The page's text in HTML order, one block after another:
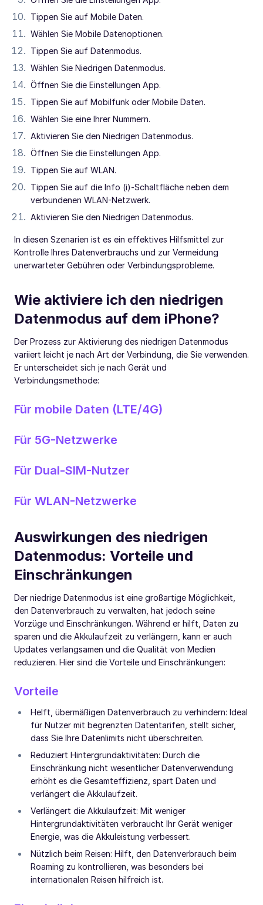
Tippen Sie auf Mobile Daten.
Wählen Sie Mobile Datenoptionen.
Tippen Sie auf Datenmodus.
Wählen Sie Niedrigen Datenmodus.
Öffnen Sie die Einstellungen App.
Tippen Sie auf Mobilfunk oder Mobile Daten.
Wählen Sie eine Ihrer Nummern.
Aktivieren Sie den Niedrigen Datenmodus.
Öffnen Sie die Einstellungen App.
Tippen Sie auf WLAN.
Tippen Sie auf die Info (i)-Schaltfläche neben dem
verbundenen WLAN-Netzwerk.
Aktivieren Sie den Niedrigen Datenmodus.
In diesen Szenarien ist es ein effektives Hilfsmittel zur
Kontrolle Ihres Datenverbrauchs und zur Vermeidung
unerwarteter Gebühren oder Verbindungsprobleme.
Wie aktiviere ich den niedrigen
Datenmodus auf dem iPhone?
Der Prozess zur Aktivierung des niedrigen Datenmodus
variiert leicht je nach Art der Verbindung, die Sie verwenden.
Er unterscheidet sich je nach Gerät und
Verbindungsmethode:
Für mobile Daten (LTE/4G)
Für 5G-Netzwerke
Für Dual-SIM-Nutzer
Für WLAN-Netzwerke
Auswirkungen des niedrigen
Datenmodus: Vorteile und
Einschränkungen
Der niedrige Datenmodus ist eine großartige Möglichkeit,
den Datenverbrauch zu verwalten, hat jedoch seine
Vorzüge und Einschränkungen. Während er hilft, Daten zu
sparen und die Akkulaufzeit zu verlängern, kann er auch
Updates verlangsamen und die Qualität von Medien
reduzieren. Hier sind die Vorteile und Einschränkungen:
Vorteile
Helft, übermäßigen Datenverbrauch zu verhindern: Ideal
für Nutzer mit begrenzten Datentarifen, stellt sicher,
dass Sie Ihre Datenlimits nicht überschreiten.
Reduziert Hintergrundaktivitäten: Durch die
Einschränkung nicht wesentlicher Datenverwendung
erhöht es die Gesamteffizienz, spart Daten und
verlängert die Akkulaufzeit.
Verlängert die Akkulaufzeit: Mit weniger
Hintergrundaktivitäten verbraucht Ihr Gerät weniger
Energie, was die Akkuleistung verbessert.
Nützlich beim Reisen: Hilft, den Datenverbrauch beim
Roaming zu kontrollieren, was besonders bei
internationalen Reisen hilfreich ist.